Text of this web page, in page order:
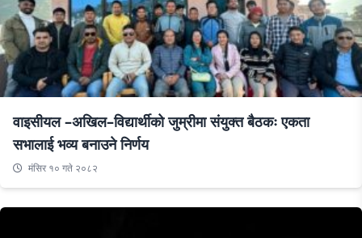
वाइसीयल –अखिल–विद्यार्थीको जुम्रीमा संयुक्त बैठकः एकता
सभालाई भव्य बनाउने निर्णय
मंसिर १० गते २०८२